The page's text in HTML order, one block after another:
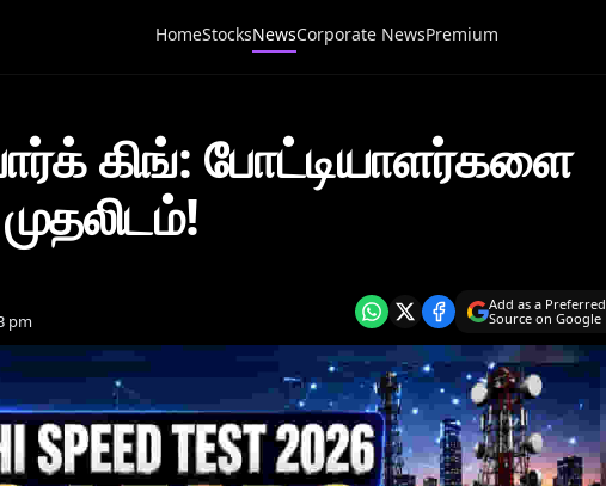
HomeStocksNewsCorporate NewsPremium
கிங்: போட்டியாளர்களை
pm
Add as a Preferred
Source on Google